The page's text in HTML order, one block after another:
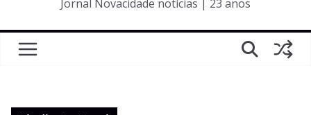
Jornal Novacidade notícias | 23 anos